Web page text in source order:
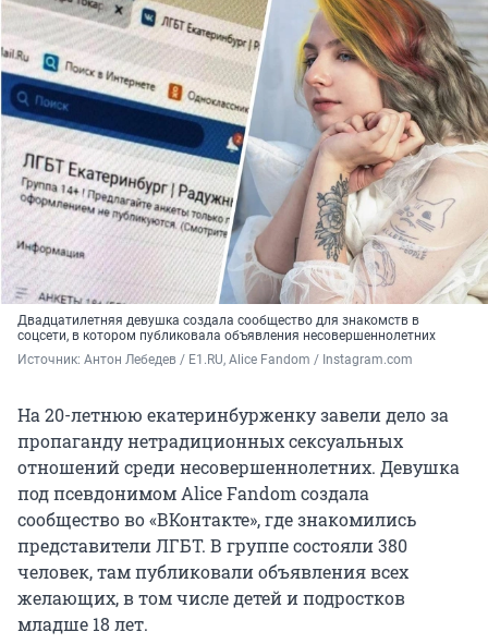
Двадцатилетняя девушка создала сообщество для знакомств в
соцсети, в котором публиковала объявления несовершеннолетних
Источник: Антон Лебедев / E1.RU, Alice Fandom / Instagram.com
На 20-летнюю екатеринбурженку завели дело за
пропаганду нетрадиционных сексуальных
отношений среди несовершеннолетних. Девушка
под псевдонимом Alice Fandom создала
сообщество во «ВКонтакте», где знакомились
представители ЛГБТ. В группе состояли 380
человек, там публиковали объявления всех
желающих, в том числе детей и подростков
младше 18 лет.